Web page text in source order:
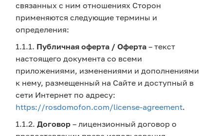
связанных с ним отношениях Сторон
применяются следующие термины и
определения:
1.1.1. Публичная оферта / Оферта – текст
настоящего документа со всеми
приложениями, изменениями и дополнениями
к нему, размещенный на Сайте и доступный в
сети Интернет по адресу:
https://rosdomofon.com/license-agreement.
1.1.2. Договор – лицензионный договор о